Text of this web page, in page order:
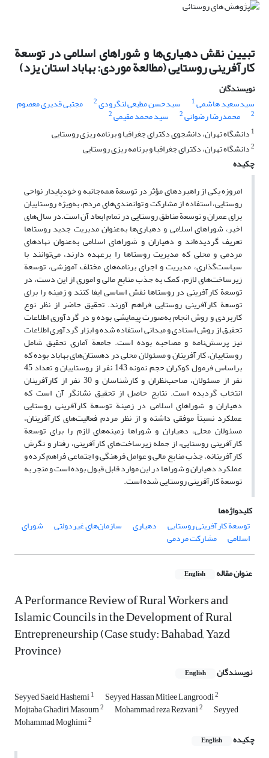
تبیین نقش دهیاری‌ها و شوراهای اسلامی در توسعة
کارآفرینی روستایی (مطالعة موردی: بهاباد استان یزد)
نویسندگان
سیدسعید هاشمی1 سیدحسن مطیعی لنگرودی2 مجتبی قدیری معصوم
2 محمدرضا رضوانی2 سید محمد مقیمی2
1 دانشگاه تهران، دانشجوی دکترای جغرافیا و برنامه ریزی روستایی
2دانشگاه تهران، دکترای جغرافیا و برنامه ریزی روستایی
چکیده
امروزه یکی از راهبردهای مؤثر در توسعة همه‌جانبه و خودپایدار نواحی
روستایی، استفاده از مشارکت و توانمندی‌های مردم، به‌ویژه روستاییان
برای عمران و توسعة مناطق روستایی در تمام ابعاد آن است.در سال‌های
اخیر، شوراهای اسلامی و دهیاری‌ها به‌عنوان مدیریت جدید روستاها
تعریف گردیده‌اند و دهیاران و شوراهای اسلامی به‌عنوان نهادهای
مردمی و محلی که مدیریت روستاها را برعهده دارند، می‌توانند با
سیاست‌گذاری، مدیریت و اجرای برنامه‌های مختلف آموزشی، توسعة
زیرساخت‌های لازم، کمک به جذب منابع مالی و اموری از این دست، در
توسعة کارآفرینی در روستاها نقش اساسی ایفا کنند و زمینه را برای
توسعة کارآفرینی روستایی فراهم آورند. تحقیق حاضر از نظر نوع
کاربردی و روش انجام به‌صورت پیمایشی بوده و در گردآوری اطلاعات
تحقیق از روش اسنادی و میدانی استفاده شده و ابزار گردآوری اطلاعات
نیز پرسش‌نامه و مصاحبه بوده است. جامعة آماری تحقیق شامل
روستاییان، کارآفرینان و مسئولان محلی در دهستان‌های بهاباد بوده که
براساس فرمول کوکران حجم نمونه 143 نفر از روستاییان و تعداد 45
نفر از مسئولان، صاحب‌نظران و کارشناسان و 30 نفر از کارآفرینان
انتخاب گردیده است. نتایج حاصل از تحقیق نشانگر آن است که
دهیاران و شوراهای اسلامی در زمینة توسعة کارآفرینی روستایی
عملکرد نسبتاً موفقی داشته و از نظر مردم فعالیت‌های کارآفرینان،
مسئولان محلی، دهیاران و شوراها زمینه‌های لازم را برای توسعة
کارآفرینی روستایی، از جمله زیرساخت‌های کارآفرینی، رفتار و نگرش
کارآفرینانه، جذب منابع مالی و عوامل فرهنگی و اجتماعی فراهم کرده و
عملکرد دهیاران و شوراها در این موارد قابل قبول بوده است و منجر به
توسعة کارآفرینی روستایی شده است.
کلیدواژه‌ها
توسعة کارآفرینی روستایی
دهیاری سازمان‌های غیردولتی شورای
اسلامی مشارکت مردمی
عنوان مقاله English
A Performance Review of Rural Workers and
Islamic Councils in the Development of Rural
Entrepreneurship (Case study: Bahabad, Yazd
Province)
نویسندگان English
Seyyed Saeid Hashemi1 Seyyed Hassan Mitiee Langroodi2
Mojtaba Ghadiri Masoum2 Mohammad reza Rezvani2 Seyyed
Mohammad Moghimi2
چکیده English